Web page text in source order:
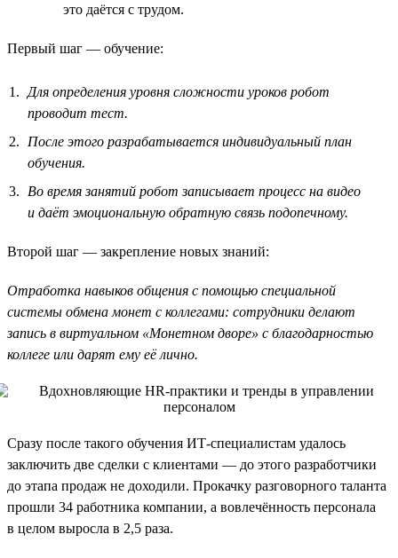
это даётся с трудом.
Первый шаг — обучение:
Для определения уровня сложности уроков робот
проводит тест.
После этого разрабатывается индивидуальный план
обучения.
Во время занятий робот записывает процесс на видео
и даёт эмоциональную обратную связь подопечному.
Второй шаг — закрепление новых знаний:
Отработка навыков общения с помощью специальной
системы обмена монет с коллегами: сотрудники делают
запись в виртуальном «Монетном дворе» с благодарностью
коллеге или дарят ему её лично.
Сразу после такого обучения ИТ-специалистам удалось
заключить две сделки с клиентами — до этого разработчики
до этапа продаж не доходили. Прокачку разговорного таланта
прошли 34 работника компании, а вовлечённость персонала
в целом выросла в 2,5 раза.